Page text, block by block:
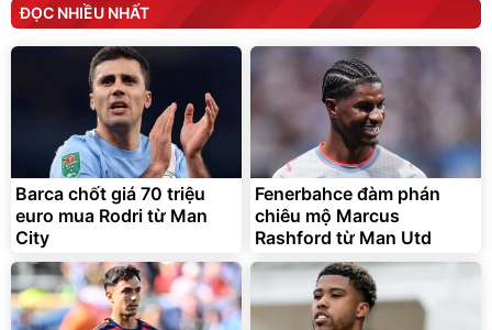
ĐỌC NHIỀU NHẤT
Barca chốt giá 70 triệu
euro mua Rodri từ Man
City
Fenerbahce đàm phán
chiêu mộ Marcus
Rashford từ Man Utd